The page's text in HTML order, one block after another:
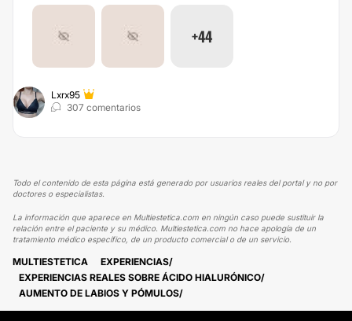
+44
Lxrx95
307 comentarios
Todo el contenido de esta página está generado por usuarios reales del portal y no por
doctores o especialistas.
La información que aparece en Multiestetica.com en ningún caso puede sustituir la
relación entre el paciente y su médico. Multiestetica.com no hace apología de un
tratamiento médico específico, de un producto comercial o de un servicio.
MULTIESTETICA
EXPERIENCIAS
EXPERIENCIAS REALES SOBRE ÁCIDO HIALURÓNICO
AUMENTO DE LABIOS Y PÓMULOS